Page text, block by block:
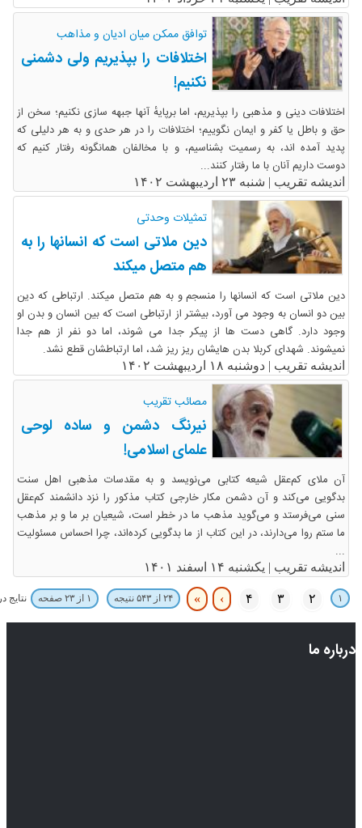
توافق ممکن میان ادیان و مذاهب
اختلافات را بپذیریم ولی دشمنی
نکنیم!
اختلافات دینی و مذهبی را بپذیریم، اما برپایهٔ آنها جبهه سازی نکنیم؛ سخن از
حق و باطل یا کفر و ایمان نگوییم؛ اختلافات را در هر حدی و به هر دلیلی که
پدید آمده اند، به رسمیت بشناسیم، و با مخالفان همانگونه رفتار کنیم که
دوست داریم آنان با ما رفتار کنند...
اندیشه تقریب | شنبه ۲۳ اردیبهشت ۱۴۰۲
تمثیلات وحدتی
دین ملاتی است که انسانها را به
هم متصل میکند
دین ملاتی است که انسانها را منسجم و به هم متصل میکند. ارتباطی که دین
بین دو انسان به وجود می آورد، بیشتر از ارتباطی است که بین انسان و بدن او
وجود دارد. گاهی دست ها از پیکر جدا می شوند، اما دو نفر از هم جدا
نمیشوند. شهدای کربلا بدن هایشان ریز ریز شد، اما ارتباطشان قطع نشد.
اندیشه تقریب | دوشنبه ۱۸ اردیبهشت ۱۴۰۲
مصائب تقریب
نیرنگ دشمن و ساده لوحی
علمای اسلامی!
آن ملاى کم‌عقل شیعه کتابى مى‌نویسد و به مقدسات مذهبى اهل سنت
بدگویى مى‌کند و آن دشمن مکار خارجى کتاب مذکور را نزد دانشمند کم‌عقل
سنى مى‌فرستد و مى‌گوید مذهب ما در خطر است، شیعیان بر ما و بر مذهب
ما ستم روا مى‌دارند، در این کتاب از ما بدگویى کرده‌اند، چرا احساس مسئولیت
...
اندیشه تقریب | یکشنبه ۱۴ اسفند ۱۴۰۱
۱ ۲ ۳ ۴ ›
» ۲۴ از ۵۴۳ نتیجه ۱ از ۲۳ صفحه نتایج
درباره ما